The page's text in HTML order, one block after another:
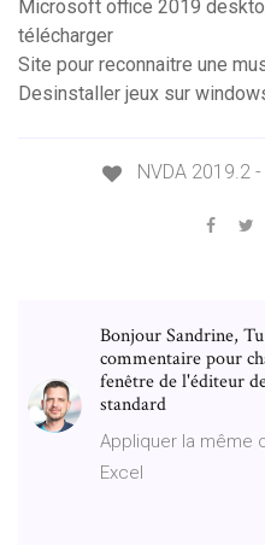
Microsoft office 2019
télécharger
Site pour reconnaitre une
Desinstaller jeux sur
NVDA 2019.2
Bonjour Sandrine,
commentaire pour
fenêtre de l'éditeur
standard
Appliquer la même
Excel